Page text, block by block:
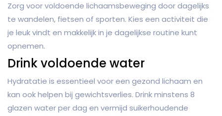
Zorg voor voldoende lichaamsbeweging door dagelijks
te wandelen, fietsen of sporten. Kies een activiteit die
je leuk vindt en makkelijk in je dagelijkse routine kunt
opnemen.
Drink voldoende water
Hydratatie is essentieel voor een gezond lichaam en
kan ook helpen bij gewichtsverlies. Drink minstens 8
glazen water per dag en vermijd suikerhoudende